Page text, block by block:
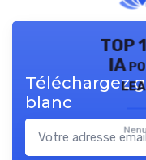
TOP
IA
Téléchargez
blanc